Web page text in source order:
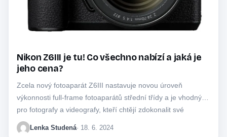
Nikon Z6III je tu! Co všechno nabízí a jaká je
jeho cena?
Zcela nový fotoaparát Z6III nastavuje novou úroveň
výkonnosti full-frame fotoaparátů střední třídy a je vhodný
pro fotografy a videografy, kteří chtějí zdokonalit své
zkušenosti…
Lenka Studená· 18. 6. 2024